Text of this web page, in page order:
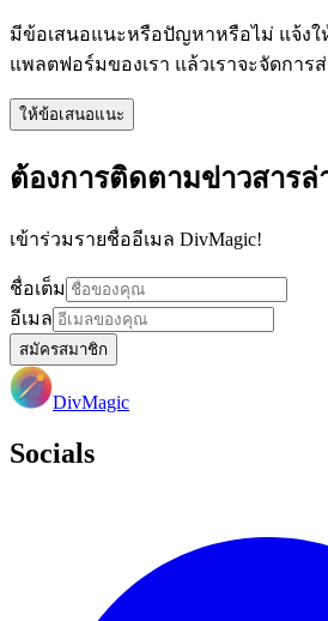
มีข้อเสนอแนะหรือปัญหาหรือไม่ แจ้งใ
แพลตฟอร์มของเรา แล้วเราจะจัดการ
ให้ข้อเสนอแนะ
ต้องการติดตามข่าวสารล่
เข้าร่วมรายชื่ออีเมล DivMagic!
ชื่อเต็ม
อีเมล
สมัครสมาชิก
DivMagic
Socials